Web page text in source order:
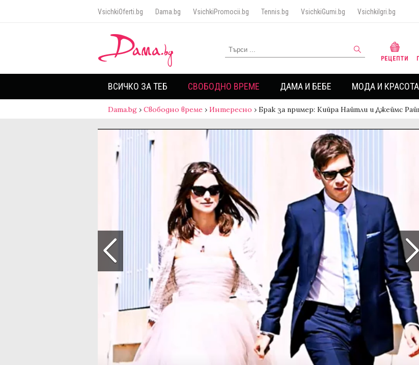
VsichkiOferti.bg Dama.bg VsichkiPromocii.bg Tennis.bg VsichkiGumi.bg VsichkiIgri.bg
РЕЦЕПТИ
ВСИЧКО ЗА ТЕБ СВОБОДНО ВРЕМЕ ДАМА И БЕБЕ МОДА И КРАСОТА
Dama.bg › Свободно време › Интересно › Брак за пример: Кийра Найтли и Джеймс